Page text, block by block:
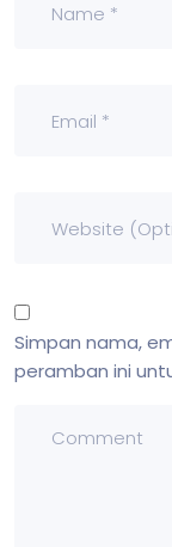
Simpan nama,
peramban ini